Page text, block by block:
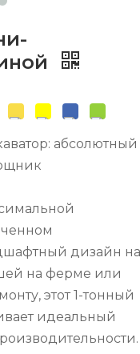
абсолютный
дизайн на
на ферме или
этот 1-тонный
идеальный